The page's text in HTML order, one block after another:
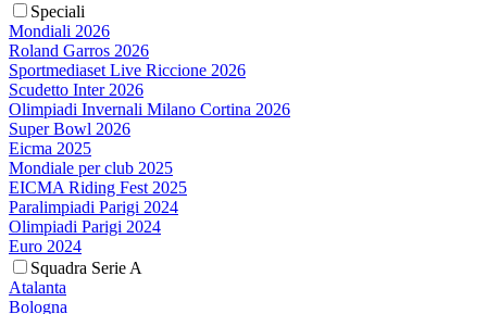
Speciali
Mondiali 2026
Roland Garros 2026
Sportmediaset Live Riccione 2026
Scudetto Inter 2026
Olimpiadi Invernali Milano Cortina 2026
Super Bowl 2026
Eicma 2025
Mondiale per club 2025
EICMA Riding Fest 2025
Paralimpiadi Parigi 2024
Olimpiadi Parigi 2024
Euro 2024
Squadra Serie A
Atalanta
Bologna